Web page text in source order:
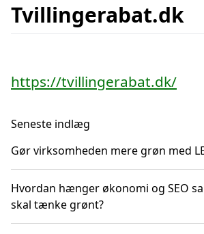
Tvillingerabat.dk
https://tvillingerabat.dk/
Seneste indlæg
Gør virksomheden mere grøn med
Hvordan hænger økonomi og SEO
skal tænke grønt?